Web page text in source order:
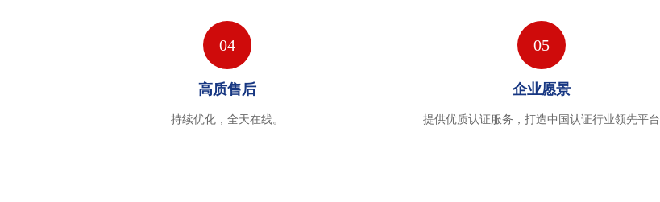
04
高质售后
持续优化，全天在线。
05
企业愿景
提供优质认证服务，打造中国认证行业领先平台